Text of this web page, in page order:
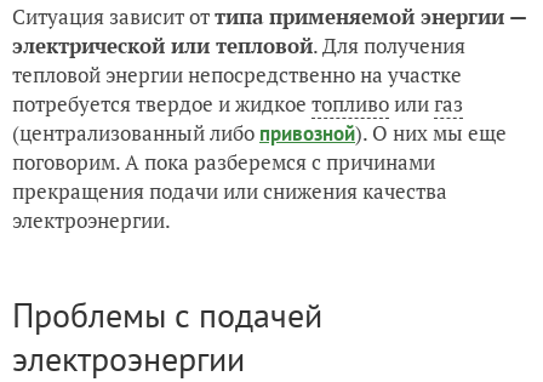
Ситуация зависит оттипа применяемой энергии —
электрической или тепловой. Для получения
тепловой энергии непосредственно на участке
потребуется твердое и жидкое топливоилигаз
(централизованный либо привозной). О них мы еще
поговорим. А пока разберемся с причинами
прекращения подачи или снижения качества
электроэнергии.
Проблемы с подачей
электроэнергии